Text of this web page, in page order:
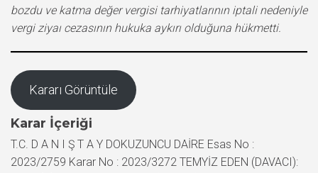
bozdu ve katma değer vergisi tarhiyatlarının iptali nedeniyle
vergi ziyaı cezasının hukuka aykırı olduğuna hükmetti.
Kararı Görüntüle
Karar İçeriği
T.C. D A N I Ş T A Y DOKUZUNCU DAİRE Esas No :
2023/2759 Karar No : 2023/3272 TEMYİZ EDEN (DAVACI):